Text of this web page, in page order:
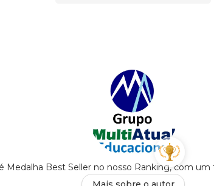
Medalha Best Seller no nosso Ranking, com um